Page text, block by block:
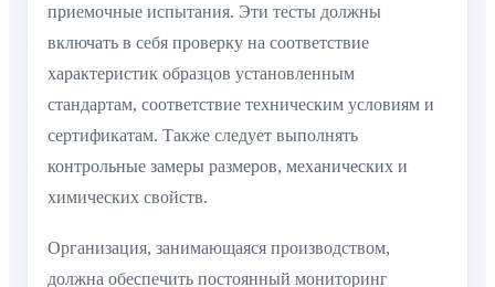
приемочные испытания. Эти тесты должны
включать в себя проверку на соответствие
характеристик образцов установленным
стандартам, соответствие техническим условиям и
сертификатам. Также следует выполнять
контрольные замеры размеров, механических и
химических свойств.
Организация, занимающаяся производством,
должна обеспечить постоянный мониторинг